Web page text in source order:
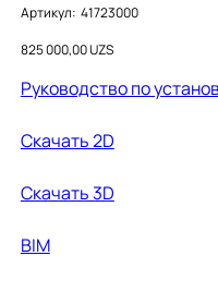
Артикул:
Артикул:
41723000
41723000
Цена
825 000,00 UZS
Руководство по
Cкачать 2D
Cкачать 3D
BIM